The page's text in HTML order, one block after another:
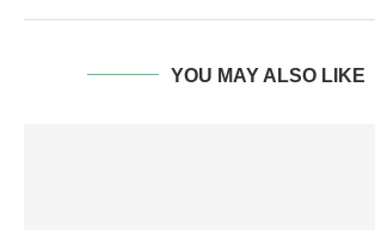
YOU MAY ALSO LIKE